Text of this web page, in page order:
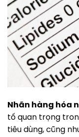
Nhãn hàng hóa
tố quan trọng
tiêu dùng, cũng